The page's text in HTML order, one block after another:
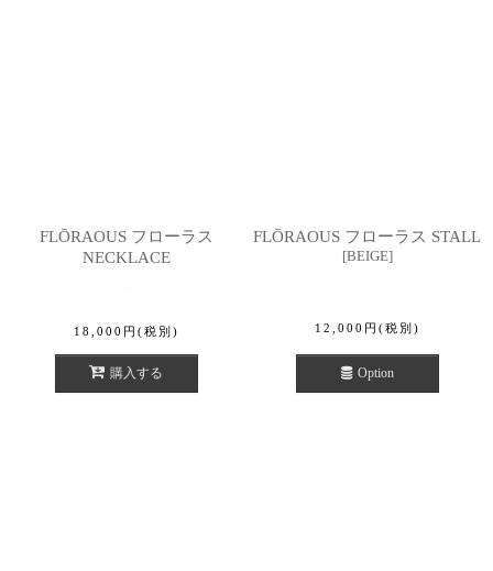
FLŌRAOUS フローラス
NECKLACE
18,000 円 (税別)
購入する
FLŌRAOUS フローラス STALL
[BEIGE]
12,000 円 (税別)
Option